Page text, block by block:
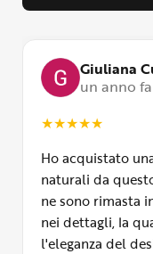
Giuliana
un anno fa
★★★★★
Ho acquistato
naturali da
ne sono rimasta
nei dettagli, la
l'eleganza del